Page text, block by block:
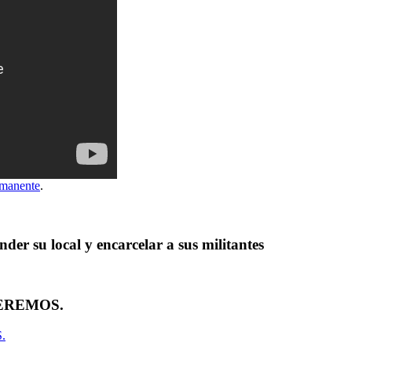
.
su local y encarcelar a sus militantes